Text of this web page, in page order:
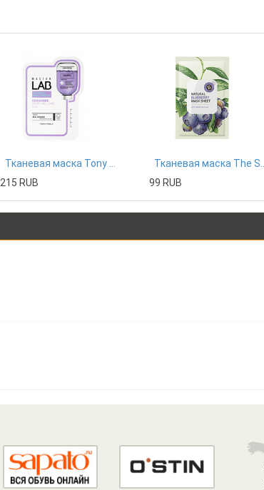
215 RUB
99 RUB